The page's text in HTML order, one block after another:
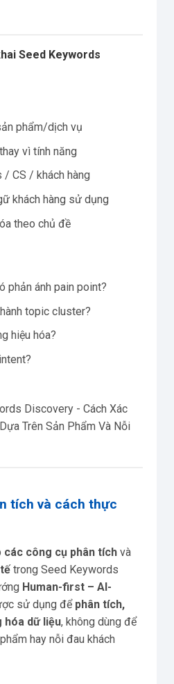
Seed Keywords
phẩm/dịch vụ
vì tính năng
CS / khách hàng
khách hàng sử dụng
theo chủ đề
phản ánh pain point?
topic cluster?
hiệu hóa?
Discovery - Cách Xác
Trên Sản Phẩm Và Nỗi
tích và cách thực
các công cụ phân tích và
trong Seed Keywords
Human-first – AI-
sử dụng để phân tích,
hóa dữ liệu, không dùng để
hay nỗi đau khách